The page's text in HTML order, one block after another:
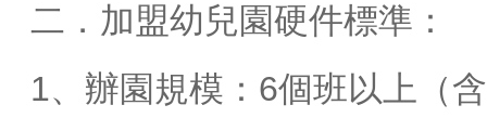
二．加盟幼兒園硬件標準：
1、辦園規模：6個班以上（